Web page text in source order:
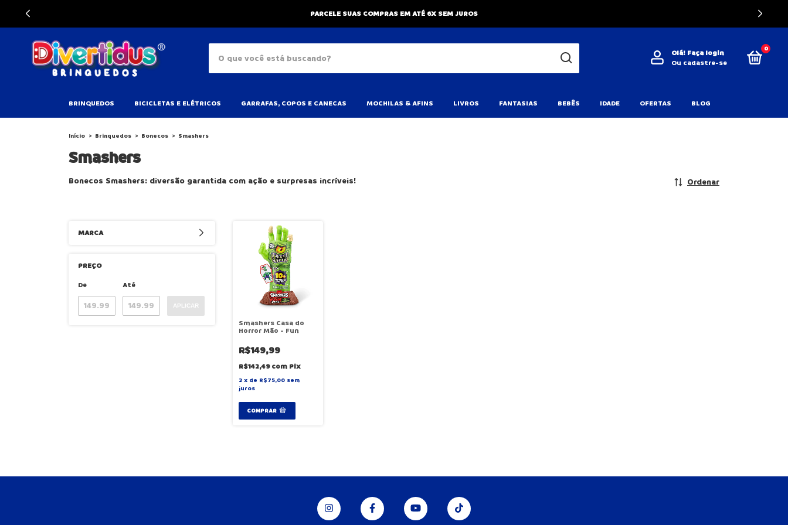
PARCELE SUAS COMPRAS EM ATÉ 6X SEM JUROS
Olá! Faça login
Ou cadastre-se
0
BRINQUEDOS BICICLETAS E ELÉTRICOS GARRAFAS, COPOS E CANECAS MOCHILAS & AFINS LIVROS FANTASIAS BEBÊS IDADE OFERTAS BLOG
Início > Brinquedos > Bonecos > Smashers
Smashers
Bonecos Smashers: diversão garantida com ação e surpresas incríveis! Ordenar
MARCA
PREÇO
De
Até
APLICAR
Smashers Casa do
Horror Mão - Fun
R$149,99
R$142,49com Pix
2 x de R$75,00 sem
juros